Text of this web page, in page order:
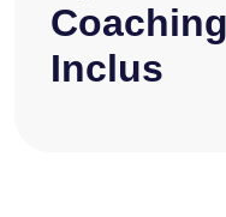
Inclus